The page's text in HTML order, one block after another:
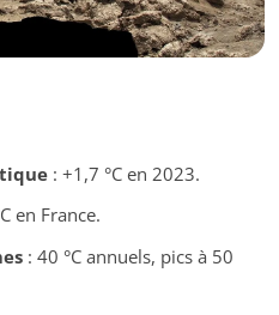
: +1,7 °C en 2023.
en France.
: 40 °C annuels, pics à 50